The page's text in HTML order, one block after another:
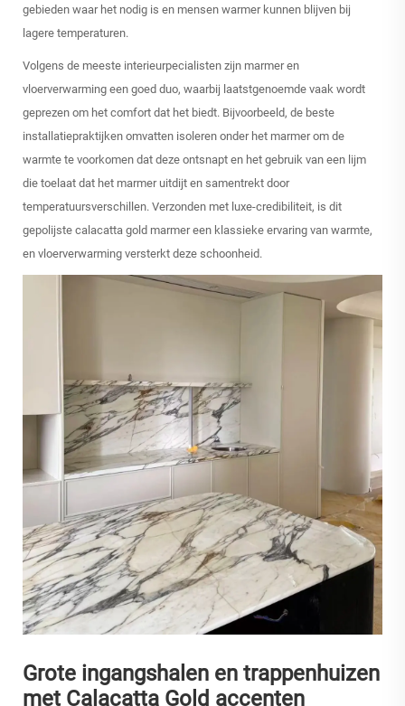
gebieden waar het nodig is en mensen warmer kunnen blijven bij
lagere temperaturen.
Volgens de meeste interieurpecialisten zijn marmer en
vloerverwarming een goed duo, waarbij laatstgenoemde vaak wordt
geprezen om het comfort dat het biedt. Bijvoorbeeld, de beste
installatiepraktijken omvatten isoleren onder het marmer om de
warmte te voorkomen dat deze ontsnapt en het gebruik van een lijm
die toelaat dat het marmer uitdijt en samentrekt door
temperatuursverschillen. Verzonden met luxe-credibiliteit, is dit
gepolijste calacatta gold marmer een klassieke ervaring van warmte,
en vloerverwarming versterkt deze schoonheid.
Grote ingangshalen en trappenhuizen
met Calacatta Gold accenten